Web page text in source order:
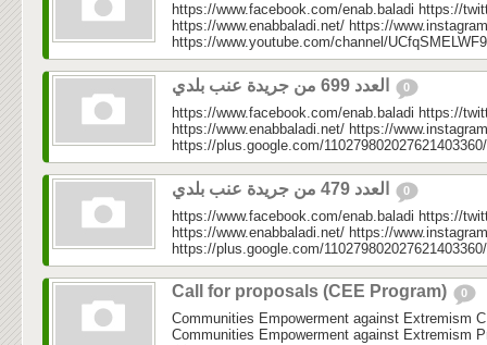
https://www.facebook.com/enab.baladi https://
https://www.enabbaladi.net/ https://
https://www.youtube.com/channel/
0
https://www.facebook.com/enab.baladi https://
https://www.enabbaladi.net/ https://
https://plus.google.com/
0
https://www.facebook.com/enab.baladi https://
https://www.enabbaladi.net/ https://
https://plus.google.com/
Call for proposals (CEE Program) 0
Communities Empowerment against Extremism
Communities Empowerment against Extremism